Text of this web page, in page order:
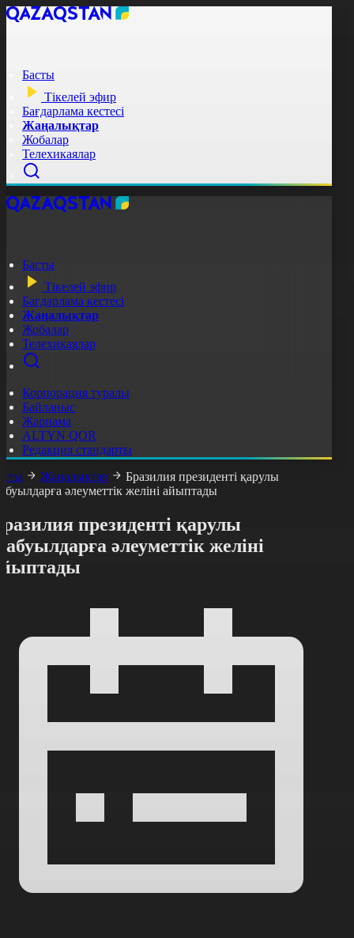
Басты
Тікелей эфир
Бағдарлама кестесі
Жаңалықтар
Жобалар
Телехикаялар
Басты
Тікелей эфир
Бағдарлама кестесі
Жаңалықтар
Жобалар
Телехикаялар
Корпорация туралы
Байланыс
Жарнама
ALTYN QOR
Редакция стандарты
Жаңалықтар
Бразилия президенті қарулы
әлеуметтік желіні айыптады
президенті қарулы
әлеуметтік желіні